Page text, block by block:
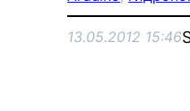
13.05.2012 15:46